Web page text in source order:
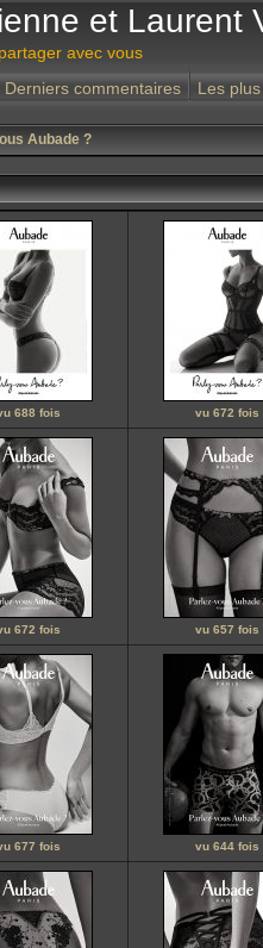
et Laurent
avec vous
Derniers commentaires Les
Aubade ?
688 fois vu 672 fois
672 fois vu 657 fois
677 fois vu 644 fois